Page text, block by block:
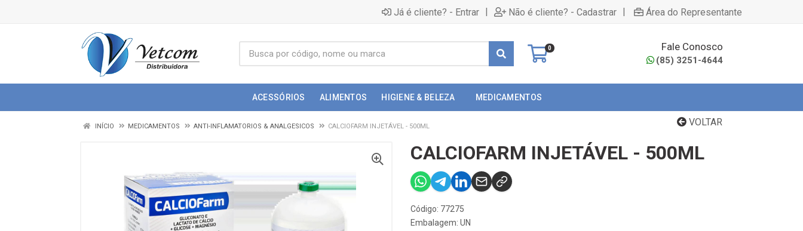
Já é cliente? - Entrar | Não é cliente? - Cadastrar | Área do Representante
0 Fale Conosco
(85) 3251-4644
ACESSÓRIOS ALIMENTOS HIGIENE & BELEZA MEDICAMENTOS
VOLTAR
INÍCIO MEDICAMENTOS ANTI-INFLAMATORIOS & ANALGESICOS CALCIOFARM INJETÁVEL - 500ML
CALCIOFARM INJETÁVEL - 500ML
Código: 77275
Embalagem: UN